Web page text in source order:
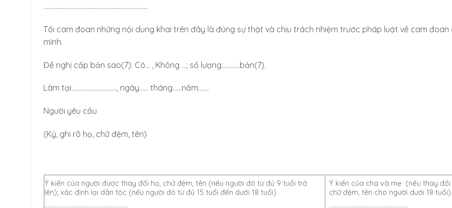
……………………………………………………………
Tôi cam đoan những nội dung khai trên đây là đúng sự thật và chịu trách nhiệm trước pháp luật về cam đoan
mình.
Đề nghị cấp bản sao(7): Có… , Không …; số lượng:………..bản(7).
Làm tại:……………………….., ngày…… tháng……năm…….
Người yêu cầu
(Ký, ghi rõ họ, chữ đệm, tên)
Ý kiến của người được thay đổi họ, chữ đệm, tên (nếu người đó từ đủ 9 tuổi trở
lên); xác định lại dân tộc (nếu người đó từ đủ 15 tuổi đến dưới 18 tuổi)
……………………………………………….
Ý kiến của cha và mẹ (nếu thay đổi
chữ đệm, tên cho người dưới 18 tuổi)
…………………………………………….